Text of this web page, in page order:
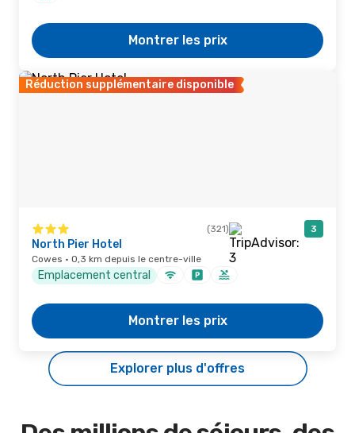
Montrer les prix
Réduction supplémentaire disponible
(321) 3
North Pier Hotel
Cowes · 0,3 km depuis le centre-ville
Emplacement central
Montrer les prix
Explorer plus d'offres